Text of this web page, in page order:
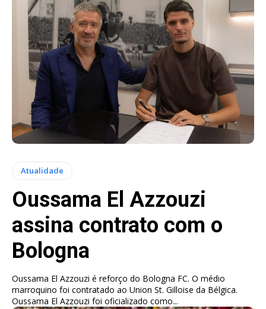
Atualidade
Oussama El Azzouzi
assina contrato com o
Bologna
Oussama El Azzouzi é reforço do Bologna FC. O médio
marroquino foi contratado ao Union St. Gilloise da Bélgica.
Oussama El Azzouzi foi oficializado como...